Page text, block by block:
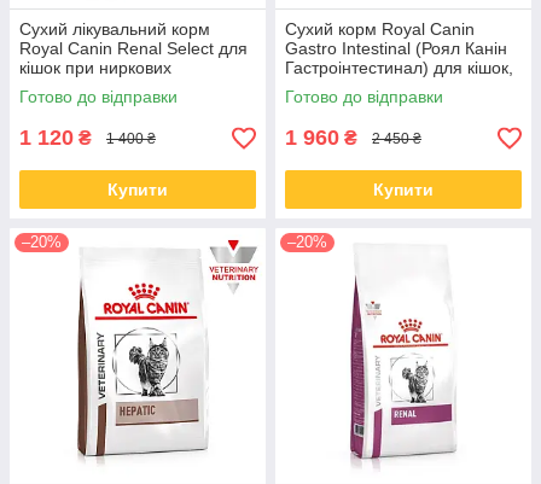
Сухий лікувальний корм
Royal Сanin Renal Select для
кішок при ниркових
захворюваннях, 2 КГ
Готово до відправки
1 120 ₴ 1 400 ₴
Купити
Сухий корм Royal Сanin
Gastro Intestinal (Роял Канін
Гастроінтестинал) для кішок,
4 КГ
Готово до відправки
1 960 ₴ 2 450 ₴
Купити
–20% –20%